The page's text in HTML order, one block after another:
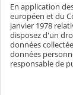
En application
européen et du
janvier 1978
disposez d'un
données
données
responsable de